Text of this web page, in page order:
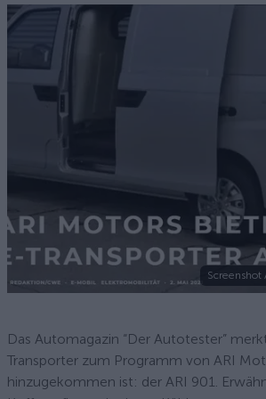
Screenshot
Das Automagazin “Der Autotester”
Transporter zum Programm von ARI
hinzugekommen ist: der ARI 901.